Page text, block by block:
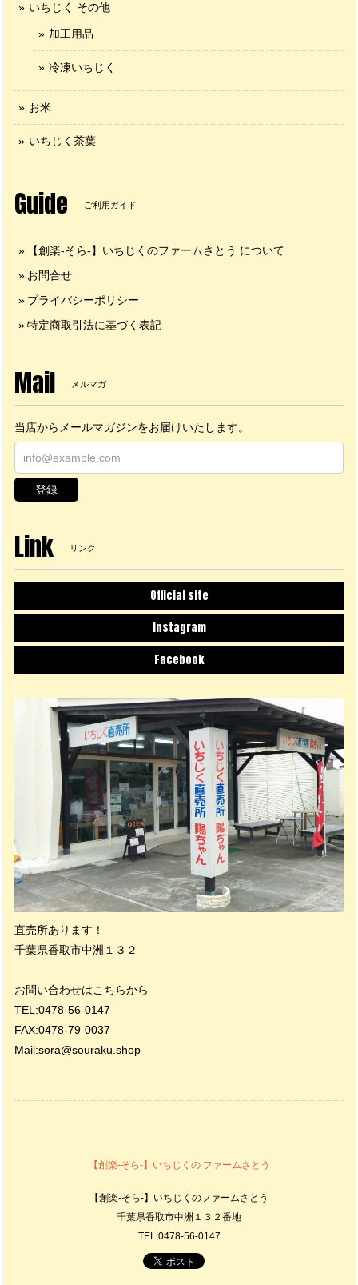
いちじく その他
加工用品
冷凍いちじく
お米
いちじく茶葉
Guide ご利用ガイド
【創楽-そら-】いちじくのファームさとう について
お問合せ
プライバシーポリシー
特定商取引法に基づく表記
Mail メルマガ
当店からメールマガジンをお届けいたします。
登録
Link リンク
Official site
Instagram
Facebook
直売所あります！
千葉県香取市中洲１３２
お問い合わせはこちらから
TEL:0478-56-0147
FAX:0478-79-0037
Mail:sora@souraku.shop
【創楽-そら-】いちじくの ファームさとう
【創楽-そら-】いちじくのファームさとう
千葉県香取市中洲１３２番地
TEL:0478-56-0147